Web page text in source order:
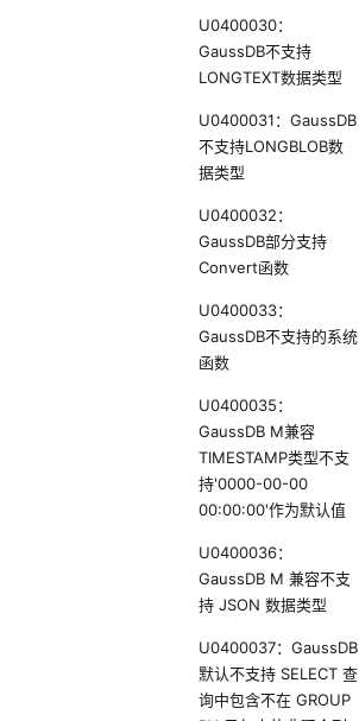
U0400030：
GaussDB不支持
LONGTEXT数据类型
U0400031：GaussDB
不支持LONGBLOB数
据类型
U0400032：
GaussDB部分支持
Convert函数
U0400033：
GaussDB不支持的系统
函数
U0400035：
GaussDB M兼容
TIMESTAMP类型不支
持'0000-00-00
00:00:00'作为默认值
U0400036：
GaussDB M 兼容不支
持 JSON 数据类型
U0400037：GaussDB
默认不支持 SELECT 查
询中包含不在 GROUP